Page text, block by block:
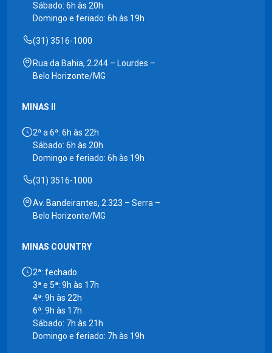
Sábado: 6h às 20h
Domingo e feriado: 6h às 19h
(31) 3516-1000
Rua da Bahia, 2.244 – Lourdes –
Belo Horizonte/MG
MINAS II
2ª a 6ª: 6h às 22h
Sábado: 6h às 20h
Domingo e feriado: 6h às 19h
(31) 3516-1000
Av. Bandeirantes, 2.323 – Serra –
Belo Horizonte/MG
MINAS COUNTRY
2ª: fechado
3ª e 5ª: 9h às 17h
4ª: 9h às 22h
6ª: 9h às 17h
Sábado: 7h às 21h
Domingo e feriado: 7h às 19h